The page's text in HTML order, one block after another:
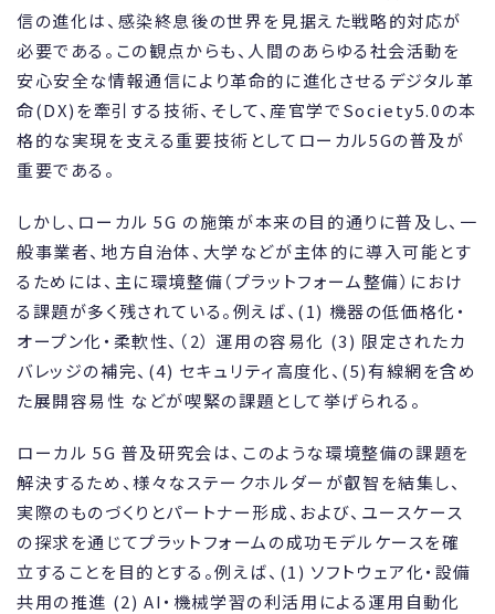
信の進化は、感染終息後の世界を見据えた戦略的対応が
必要である。この観点からも、人間のあらゆる社会活動を
安心安全な情報通信により革命的に進化させるデジタル革
命(DX)を牽引する技術、そして、産官学でSociety5.0の本
格的な実現を支える重要技術としてローカル5Gの普及が
重要である。
しかし、ローカル 5G の施策が本来の目的通りに普及し、一
般事業者、地方自治体、大学などが主体的に導入可能とす
るためには、主に環境整備（プラットフォーム整備）におけ
る課題が多く残されている。例えば、(1) 機器の低価格化・
オープン化・柔軟性、（2） 運用の容易化 (3) 限定されたカ
バレッジの補完、(4) セキュリティ高度化、(5)有線網を含め
た展開容易性 などが喫緊の課題として挙げられる。
ローカル 5G 普及研究会は、このような環境整備の課題を
解決するため、様々なステークホルダーが叡智を結集し、
実際のものづくりとパートナー形成、および、ユースケース
の探求を通じてプラットフォームの成功モデルケースを確
立することを目的とする。例えば、(1) ソフトウェア化・設備
共用の推進 (2) AI・機械学習の利活用による運用自動化